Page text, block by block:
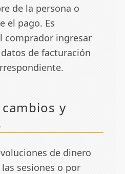
de la persona o
el pago. Es
comprador ingresar
de facturación
y
de dinero
sesiones o por